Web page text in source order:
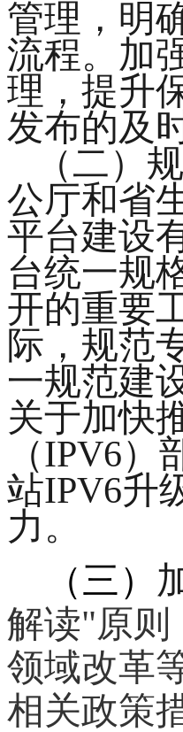
管理，明
流程。加
理，提升
发布的及
（二）
公厅和省
平台建设
台统一规
开的重要
际，规范
一规范建
关于加快
（IPV6
站IPV6升
力。
（三）
解读"原则
领域改革
相关政策